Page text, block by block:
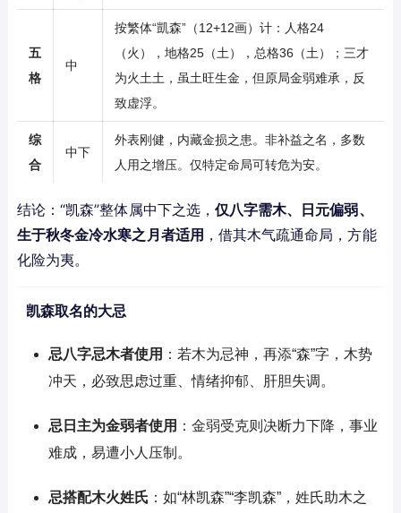
五
格
中
按繁体“凱森”（12+12画）计：人格24
（火），地格25（土），总格36（土）；三才
为火土土，虽土旺生金，但原局金弱难承，反
致虚浮。
综
合
中下
外表刚健，内藏金损之患。非补益之名，多数
人用之增压。仅特定命局可转危为安。
结论：“凯森”整体属中下之选， 仅八字需木、日元偏弱、
生于秋冬金冷水寒之月者适用 ，借其木气疏通命局，方能
化险为夷。
凯森取名的大忌
忌八字忌木者使用 ：若木为忌神，再添“森”字，木势
冲天，必致思虑过重、情绪抑郁、肝胆失调。
忌日主为金弱者使用 ：金弱受克则决断力下降，事业
难成，易遭小人压制。
忌搭配木火姓氏 ：如“林凯森”“李凯森”，姓氏助木之